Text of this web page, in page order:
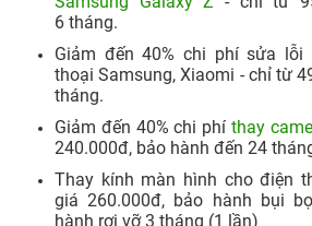
6 tháng.​
Giảm đến 40% chi phí sửa lỗi
thoại Samsung, Xiaomi - chỉ từ
tháng.
Giảm đến 40% chi phí thay
240.000đ, bảo hành đến 24
Thay kính màn hình cho điện
giá 260.000đ, bảo hành bụi
hành rơi vỡ 3 tháng (1 lần)